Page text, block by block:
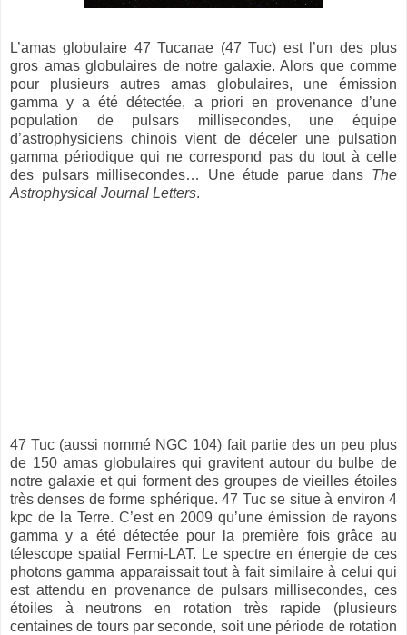
L’amas globulaire 47 Tucanae (47 Tuc) est l’un des plus
gros amas globulaires de notre galaxie. Alors que comme
pour plusieurs autres amas globulaires, une émission
gamma y a été détectée, a priori en provenance d’une
population de pulsars millisecondes, une équipe
d’astrophysiciens chinois vient de déceler une pulsation
gamma périodique qui ne correspond pas du tout à celle
des pulsars millisecondes… Une étude parue dans The
Astrophysical Journal Letters.
47 Tuc (aussi nommé NGC 104) fait partie des un peu plus
de 150 amas globulaires qui gravitent autour du bulbe de
notre galaxie et qui forment des groupes de vieilles étoiles
très denses de forme sphérique. 47 Tuc se situe à environ 4
kpc de la Terre. C’est en 2009 qu’une émission de rayons
gamma y a été détectée pour la première fois grâce au
télescope spatial Fermi-LAT. Le spectre en énergie de ces
photons gamma apparaissait tout à fait similaire à celui qui
est attendu en provenance de pulsars millisecondes, ces
étoiles à neutrons en rotation très rapide (plusieurs
centaines de tours par seconde, soit une période de rotation